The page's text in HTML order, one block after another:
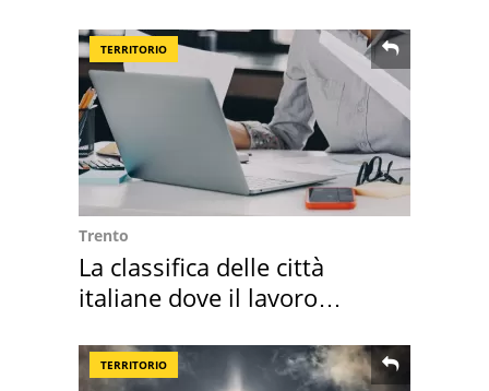
TERRITORIO
Trento
La classifica delle città
italiane dove il lavoro
TERRITORIO